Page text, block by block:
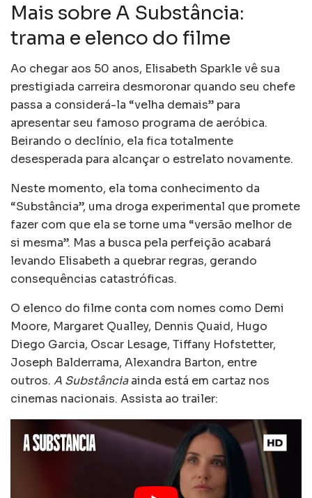
Mais sobre A Substância:
trama e elenco do filme
Ao chegar aos 50 anos, Elisabeth Sparkle vê sua
prestigiada carreira desmoronar quando seu chefe
passa a considerá-la “velha demais” para
apresentar seu famoso programa de aeróbica.
Beirando o declínio, ela fica totalmente
desesperada para alcançar o estrelato novamente.
Neste momento, ela toma conhecimento da
“Substância”, uma droga experimental que promete
fazer com que ela se torne uma “versão melhor de
si mesma”. Mas a busca pela perfeição acabará
levando Elisabeth a quebrar regras, gerando
consequências catastróficas.
O elenco do filme conta com nomes como Demi
Moore, Margaret Qualley, Dennis Quaid, Hugo
Diego Garcia, Oscar Lesage, Tiffany Hofstetter,
Joseph Balderrama, Alexandra Barton, entre
outros. A Substânciaainda está em cartaz nos
cinemas nacionais. Assista ao trailer: